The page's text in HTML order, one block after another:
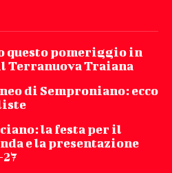
questo pomeriggio in
Terranuova Traiana
di Semproniano: ecco
la festa per il
e la presentazione